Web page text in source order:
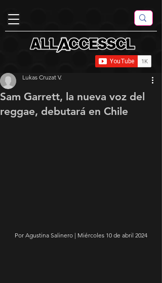
Sam Garrett, la nueva voz del
reggae, debutará en Chile
Lukas Cruzat V.
Por Agustina Salinero | Miércoles 10 de abril 2024